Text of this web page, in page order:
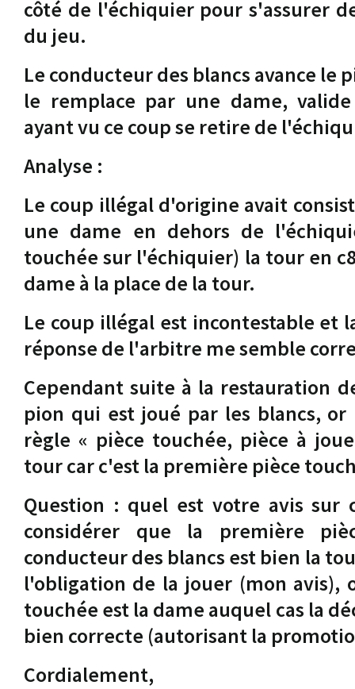
côté de l'échiquier pour s'assurer
du jeu.
Le conducteur des blancs avance le
le remplace par une dame,
ayant vu ce coup se retire de
Analyse :
Le coup illégal d'origine avait
une dame en dehors de
touchée sur l'échiquier) la tour en
dame à la place de la tour.
Le coup illégal est incontestable et
réponse de l'arbitre me semble
Cependant suite à la restauration
pion qui est joué par les blancs,
règle « pièce touchée, pièce à
tour car c'est la première pièce
Question : quel est votre avis sur
considérer que la première
conducteur des blancs est bien la
l'obligation de la jouer (mon avis),
touchée est la dame auquel cas la
bien correcte (autorisant la
Cordialement,